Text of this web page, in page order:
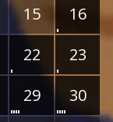
15
16
22
23
29
30